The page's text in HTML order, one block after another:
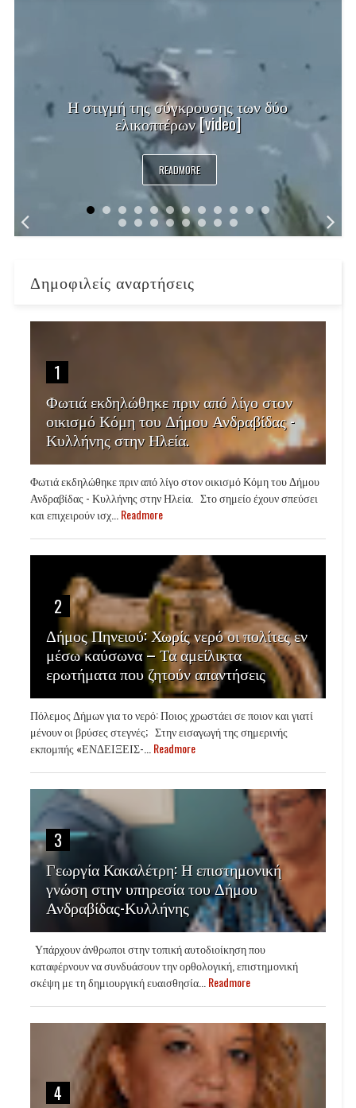
Η στιγμή της σύγκρουσης των δύο
ελικοπτέρων [video]
READMORE
Δημοφιλείς αναρτήσεις
1
Φωτιά εκδηλώθηκε πριν από λίγο στον
οικισμό Κόμη του Δήμου Ανδραβίδας -
Κυλλήνης στην Ηλεία.
Φωτιά εκδηλώθηκε πριν από λίγο στον οικισμό Κόμη του Δήμου
Ανδραβίδας - Κυλλήνης στην Ηλεία. Στο σημείο έχουν σπεύσει
και επιχειρούν ισχ... Readmore
2
Δήμος Πηνειού: Χωρίς νερό οι πολίτες εν
μέσω καύσωνα – Τα αμείλικτα
ερωτήματα που ζητούν απαντήσεις
Πόλεμος Δήμων για το νερό: Ποιος χρωστάει σε ποιον και γιατί
μένουν οι βρύσες στεγνές; Στην εισαγωγή της σημερινής
εκπομπής «ΕΝΔΕΙΞΕΙΣ-... Readmore
3
Γεωργία Κακαλέτρη: Η επιστημονική
γνώση στην υπηρεσία του Δήμου
Ανδραβίδας-Κυλλήνης
Υπάρχουν άνθρωποι στην τοπική αυτοδιοίκηση που
καταφέρνουν να συνδυάσουν την ορθολογική, επιστημονική
σκέψη με τη δημιουργική ευαισθησία... Readmore
4